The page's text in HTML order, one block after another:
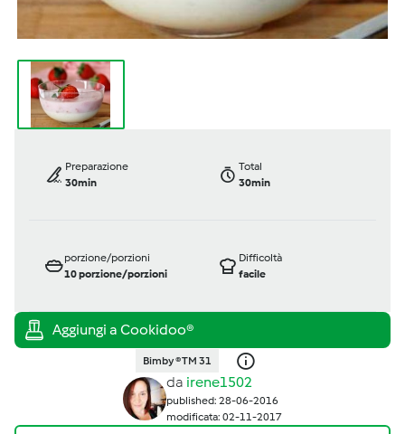
Preparazione
30min
Total
30min
porzione/porzioni
10porzione/porzioni
Difficoltà
facile
Bimby ® TM 31
da irene1502
published: 28-06-2016
modificata: 02-11-2017